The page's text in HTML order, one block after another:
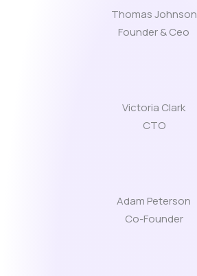
Thomas Johnson
Founder & Ceo
Victoria Clark
CTO
Adam Peterson
Co-Founder